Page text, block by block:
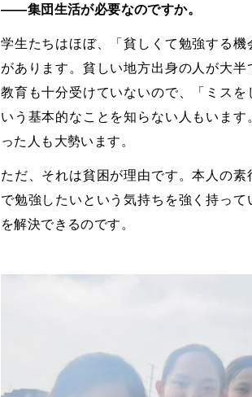
――集団生活が必要なのですか。
学生たちはほぼ、「貧しくて勉強する
があります。貧しい地方出身の人が大半
教育も十分受けていないので、「ミス
いう基本的なことを知らない人もいま
った人も大勢います。
ただ、それは貧困が理由です。本人の
で勉強したいという気持ちを強く持っ
を解決できるのです。